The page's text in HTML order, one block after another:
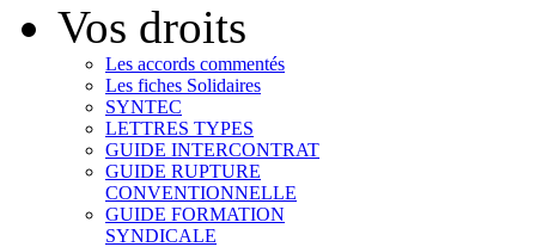
Vos droits
Les accords commentés
Les fiches Solidaires
SYNTEC
LETTRES TYPES
GUIDE INTERCONTRAT
GUIDE RUPTURE
CONVENTIONNELLE
GUIDE FORMATION
SYNDICALE